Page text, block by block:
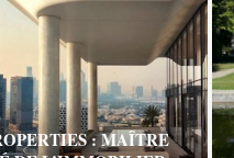
: MAÎTRE